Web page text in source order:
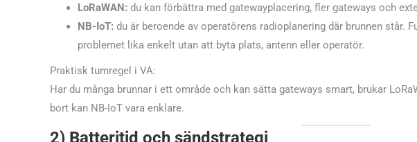
LoRaWAN: du kan förbättra med gatewayplacering, fler gateways och
NB-IoT: du är beroende av operatörens radioplanering där brunnen står.
problemet lika enkelt utan att byta plats, antenn eller operatör.
Praktisk tumregel i VA:
Har du många brunnar i ett område och kan sätta gateways smart, brukar
bort kan NB-IoT vara enklare.
2) Batteritid och sändstrategi